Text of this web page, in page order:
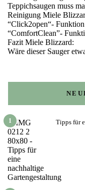
Teppichsaugen muss
Reinigung Miele
“Click2open“- Funktion
“ComfortClean”-
Fazit Miele Blizzard:
Wäre dieser Sauger
1 Tipps für